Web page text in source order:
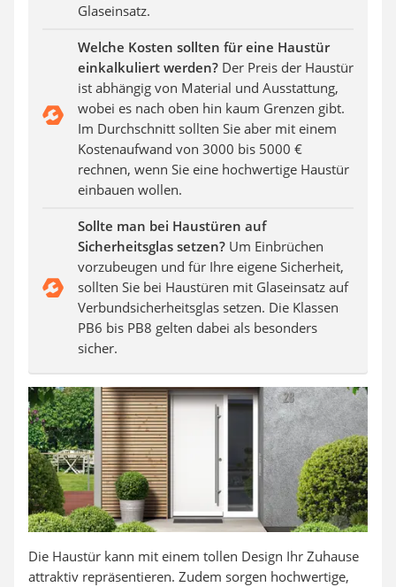
Glaseinsatz.
Welche Kosten sollten für eine Haustür
einkalkuliert werden? Der Preis der Haustür
ist abhängig von Material und Ausstattung,
wobei es nach oben hin kaum Grenzen gibt.
Im Durchschnitt sollten Sie aber mit einem
Kostenaufwand von 3000 bis 5000 €
rechnen, wenn Sie eine hochwertige Haustür
einbauen wollen.
Sollte man bei Haustüren auf
Sicherheitsglas setzen? Um Einbrüchen
vorzubeugen und für Ihre eigene Sicherheit,
sollten Sie bei Haustüren mit Glaseinsatz auf
Verbundsicherheitsglas setzen. Die Klassen
PB6 bis PB8 gelten dabei als besonders
sicher.
Die Haustür kann mit einem tollen Design Ihr Zuhause
attraktiv repräsentieren. Zudem sorgen hochwertige,